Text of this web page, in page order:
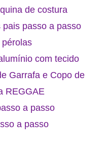
de costura
passo a passo
com tecido
Garrafa e Copo de
REGGAE
a passo
a passo